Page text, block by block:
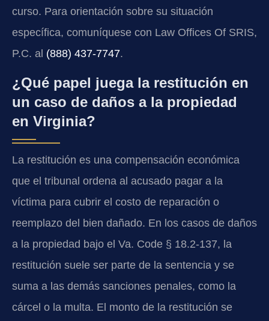
curso. Para orientación sobre su situación
específica, comuníquese con Law Offices Of SRIS,
P.C. al (888) 437-7747.
¿Qué papel juega la restitución en
un caso de daños a la propiedad
en Virginia?
La restitución es una compensación económica
que el tribunal ordena al acusado pagar a la
víctima para cubrir el costo de reparación o
reemplazo del bien dañado. En los casos de daños
a la propiedad bajo el Va. Code § 18.2-137, la
restitución suele ser parte de la sentencia y se
suma a las demás sanciones penales, como la
cárcel o la multa. El monto de la restitución se